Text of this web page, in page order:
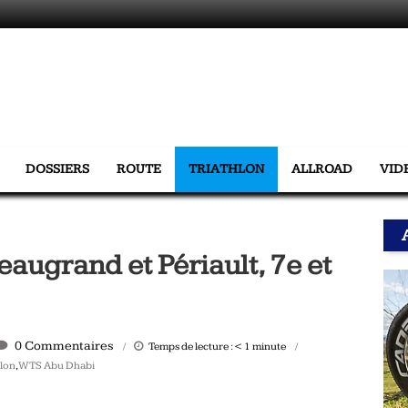
DOSSIERS ROUTE TRIATHLON ALLROAD
et Périault, 7e et
0 Commentaires Temps de lecture : < 1 minute
,WTS Abu Dhabi